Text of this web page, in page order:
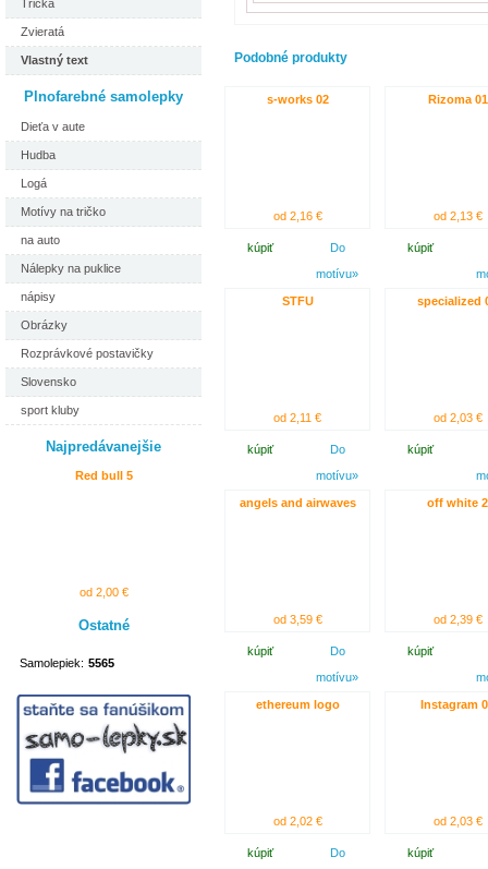
Tričká
Zvieratá
Vlastný text
Plnofarebné samolepky
Dieťa v aute
Hudba
Logá
Motívy na tričko
na auto
Nálepky na puklice
nápisy
Obrázky
Rozprávkové postavičky
Slovensko
sport kluby
Najpredávanejšie
Red bull 5
od 2,00 €
Ostatné
Samolepiek: 5565
Podobné produkty
s-works 02
od 2,16 €
kúpiť
Do
motívu»
Rizoma 01
od 2,13 €
kúpiť
STFU
od 2,11 €
kúpiť
Do
motívu»
specialized
od 2,03 €
kúpiť
angels and airwaves
od 3,59 €
kúpiť
Do
motívu»
off white 2
od 2,39 €
kúpiť
ethereum logo
od 2,02 €
kúpiť
Do
Instagram
od 2,03 €
kúpiť